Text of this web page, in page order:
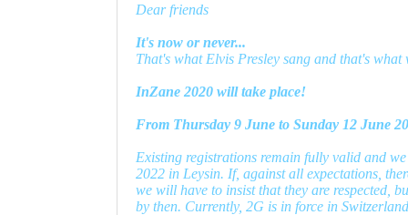
Dear friends
It's now or never...
That's what Elvis Presley sang and that's
InZane 2020 will take place!
From Thursday 9 June to Sunday 12 June
Existing registrations remain fully valid and
2022 in Leysin. If, against all expectations,
we will have to insist that they are respected,
by then. Currently, 2G is in force in